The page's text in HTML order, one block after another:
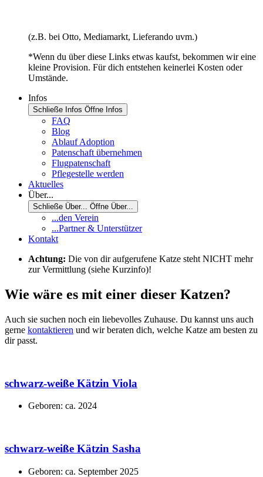
(z.B. bei Otto, Mediamarkt, Lieferando uvm.)
*Wenn du über diese Links etwas kaufst, bekommen wir eine
kleine Provision. Für dich entstehen keinerlei Kosten oder
Umstände.
Infos
Schließe Infos Öffne Infos
FAQ
Blog
Ablauf Adoption
Patenschaft übernehmen
Flugpatenschaft
Pflegestelle werden
Aktuelles
Über...
Schließe Über... Öffne Über...
...den Verein
...Partner & Unterstützer
Kontakt
Achtung: Die von dir aufgerufene Katze steht NICHT mehr
zur Vermittlung (siehe Kurzinfo)!
Wie wäre es mit einer dieser Katzen?
Auch sie suchen noch ein liebevolles Zuhause. Du kannst uns auch
gerne kontaktieren und wir beraten dich, welche Katze am besten zu
dir passt.
schwarz-weiße Kätzin Viola
Geboren: ca. 2024
schwarz-weiße Kätzin Sasha
Geboren: ca. September 2025